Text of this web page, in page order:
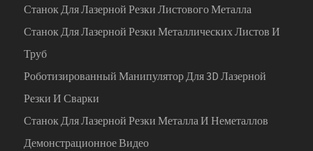
Станок Для Лазерной Резки Листового Металла
Станок Для Лазерной Резки Металлических Листов И
Труб
Роботизированный Манипулятор Для 3D Лазерной
Резки И Сварки
Станок Для Лазерной Резки Металла И Неметаллов
Демонстрационное Видео